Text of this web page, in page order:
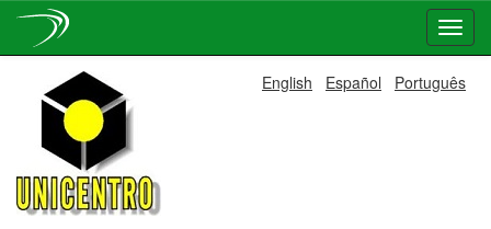
navigation
English Español Português